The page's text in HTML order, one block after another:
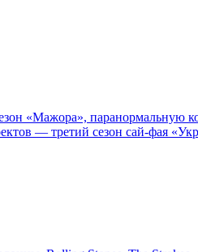
«Мажора», паранормальную
— третий сезон сай-фая